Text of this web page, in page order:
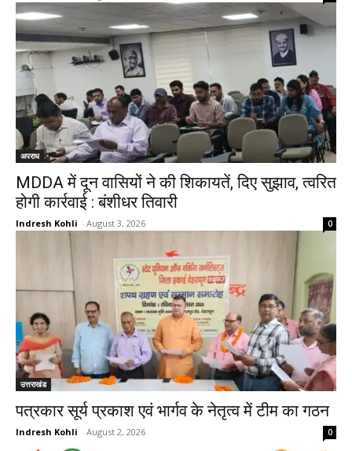
अपराध
MDDA में दून वासियों ने की शिकायतें, दिए सुझाव, त्वरित
होगी कार्रवाई : बंशीधर तिवारी
Indresh Kohli - August 3, 2026 0
उत्तराखंड
पत्रकार सूर्य प्रकाश एवं भार्गव के नेतृत्व में टीम का गठन
Indresh Kohli - August 2, 2026 0